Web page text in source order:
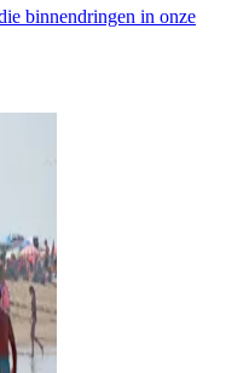
binnendringen in onze